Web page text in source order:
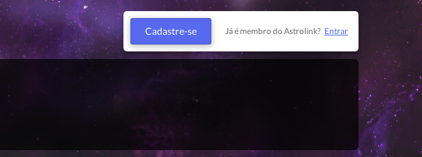
Cadastre-se Já é membro do Astrolink? Entrar